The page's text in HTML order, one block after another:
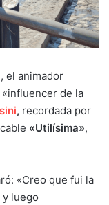
el animador
de la
, recordada por
«Utilísima»,
«Creo que fui la
luego